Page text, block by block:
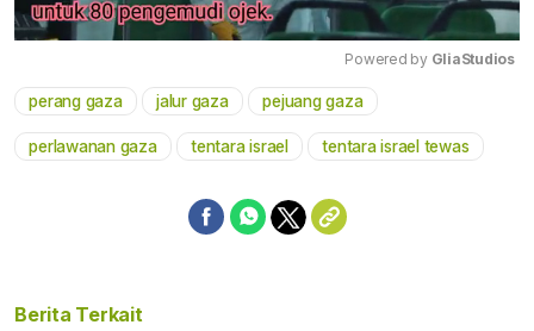
Powered by GliaStudios
perang gaza jalur gaza pejuang gaza
perlawanan gaza tentara israel tentara israel tewas
Berita Terkait